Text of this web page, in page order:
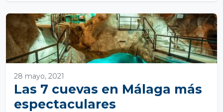
28 mayo, 2021
Las 7 cuevas en Málaga más
espectaculares